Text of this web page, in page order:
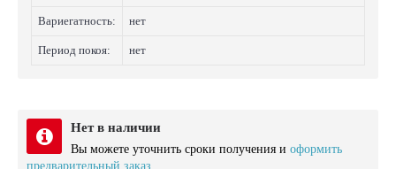
Вариегатность: нет
Период покоя: нет
Нет в наличии
Вы можете уточнить сроки получения и оформить
предварительный заказ.